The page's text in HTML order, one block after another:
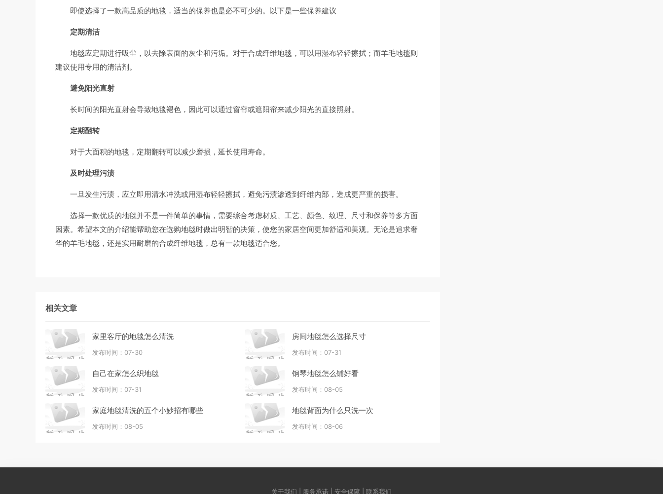
即使选择了一款高品质的地毯，适当的保养也是必不可少的。以下是一些保养建议
定期清洁
地毯应定期进行吸尘，以去除表面的灰尘和污垢。对于合成纤维地毯，可以用湿布轻轻擦拭；而羊毛地毯则
建议使用专用的清洁剂。
避免阳光直射
长时间的阳光直射会导致地毯褪色，因此可以通过窗帘或遮阳帘来减少阳光的直接照射。
定期翻转
对于大面积的地毯，定期翻转可以减少磨损，延长使用寿命。
及时处理污渍
一旦发生污渍，应立即用清水冲洗或用湿布轻轻擦拭，避免污渍渗透到纤维内部，造成更严重的损害。
选择一款优质的地毯并不是一件简单的事情，需要综合考虑材质、工艺、颜色、纹理、尺寸和保养等多方面
因素。希望本文的介绍能帮助您在选购地毯时做出明智的决策，使您的家居空间更加舒适和美观。无论是追求奢
华的羊毛地毯，还是实用耐磨的合成纤维地毯，总有一款地毯适合您。
相关文章
家里客厅的地毯怎么清洗
发布时间：07-30
房间地毯怎么选择尺寸
发布时间：07-31
自己在家怎么织地毯
发布时间：07-31
钢琴地毯怎么铺好看
发布时间：08-05
家庭地毯清洗的五个小妙招有哪些
发布时间：08-05
地毯背面为什么只洗一次
发布时间：08-06
关于我们 | 服务承诺 | 安全保障 | 联系我们